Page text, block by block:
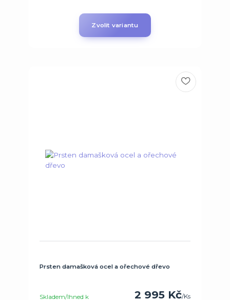
Zvolit variantu
Prsten damašková ocel a ořechové dřevo
2 995 Kč/Ks
Skladem/Ihned k